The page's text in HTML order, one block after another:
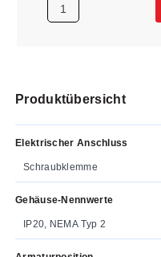
Produktübersicht
Elektrischer Anschluss
Schraubklemme
Gehäuse-Nennwerte
IP20, NEMA Typ 2